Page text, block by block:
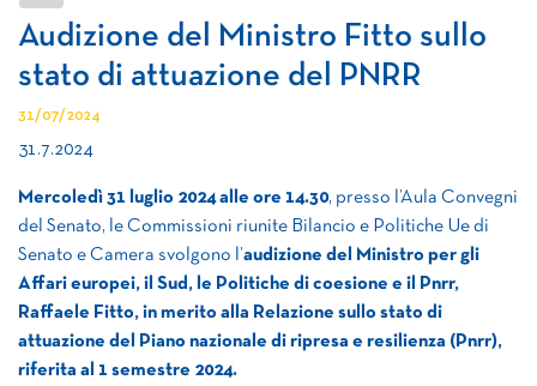
Audizione del Ministro Fitto sullo
stato di attuazione del PNRR
31/07/2024
31.7.2024
Mercoledì 31 luglio 2024 alle ore 14.30, presso l’Aula Convegni
del Senato, le Commissioni riunite Bilancio e Politiche Ue di
Senato e Camera svolgono l’audizione del Ministro per gli
Affari europei, il Sud, le Politiche di coesione e il Pnrr,
Raffaele Fitto, in merito alla Relazione sullo stato di
attuazione del Piano nazionale di ripresa e resilienza (Pnrr),
riferita al 1 semestre 2024.